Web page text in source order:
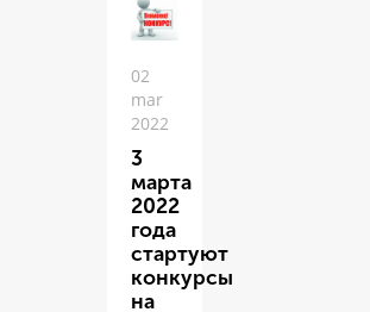
02
mar
2022
3
марта
2022
года
стартуют
конкурсы
на